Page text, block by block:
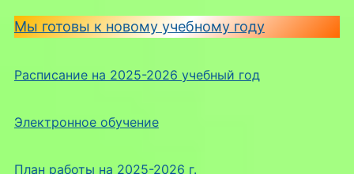
Мы готовы к новому учебному году
Расписание на 2025-2026 учебный год
Электронное обучение
План работы на 2025-2026 г.